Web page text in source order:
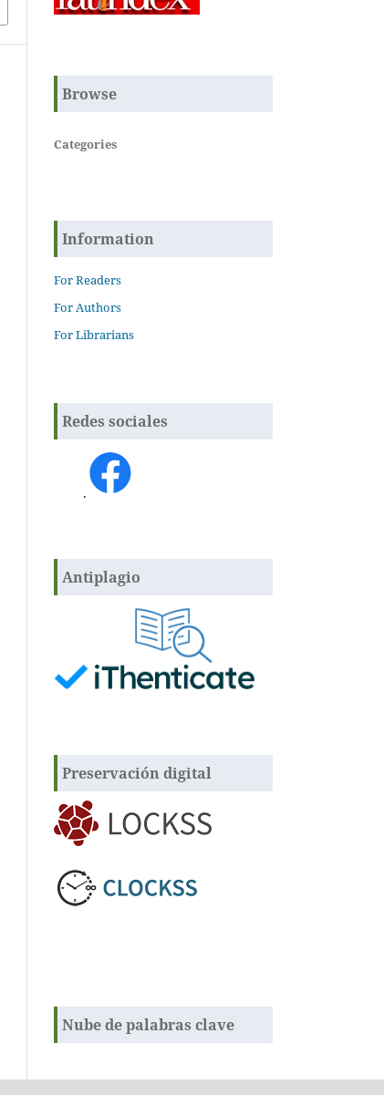
Browse
Categories
Information
For Readers
For Authors
For Librarians
Redes sociales
.
Antiplagio
Preservación digital
Nube de palabras clave